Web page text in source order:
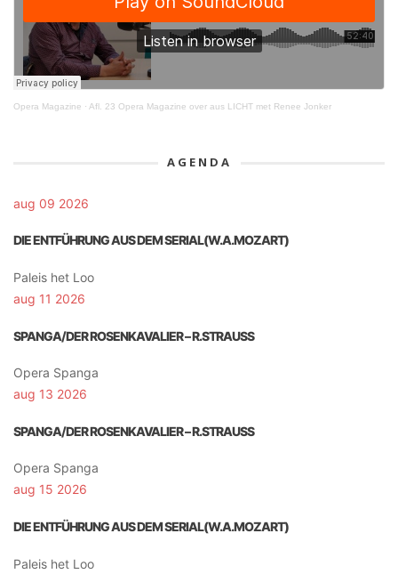
Opera Magazine · Afl. 23 Opera Magazine over aus LICHT met Renee Jonker
AGENDA
aug 09 2026
DIE ENTFÜHRUNG AUS DEM SERIAL(W.A.MOZART)
Paleis het Loo
aug 11 2026
SPANGA/DER ROSENKAVALIER – R.STRAUSS
Opera Spanga
aug 13 2026
SPANGA/DER ROSENKAVALIER – R.STRAUSS
Opera Spanga
aug 15 2026
DIE ENTFÜHRUNG AUS DEM SERIAL(W.A.MOZART)
Paleis het Loo